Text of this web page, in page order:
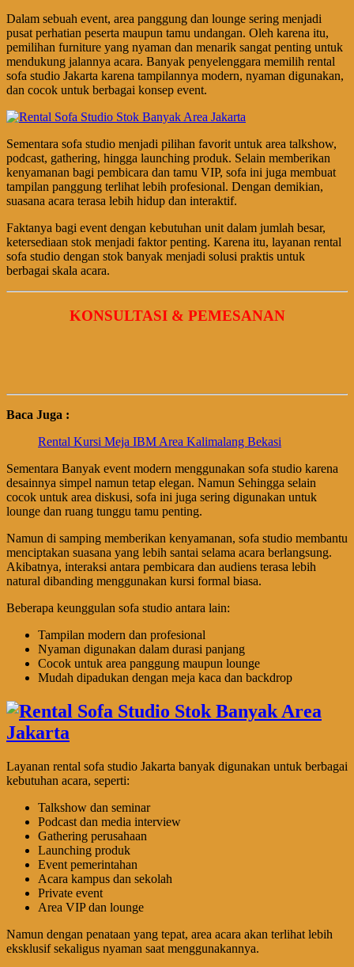
Dalam sebuah event, area panggung dan lounge sering menjadi
pusat perhatian peserta maupun tamu undangan. Oleh karena itu,
pemilihan furniture yang nyaman dan menarik sangat penting untuk
mendukung jalannya acara. Banyak penyelenggara memilih rental
sofa studio Jakarta karena tampilannya modern, nyaman digunakan,
dan cocok untuk berbagai konsep event.
Sementara sofa studio menjadi pilihan favorit untuk area talkshow,
podcast, gathering, hingga launching produk. Selain memberikan
kenyamanan bagi pembicara dan tamu VIP, sofa ini juga membuat
tampilan panggung terlihat lebih profesional. Dengan demikian,
suasana acara terasa lebih hidup dan interaktif.
Faktanya bagi event dengan kebutuhan unit dalam jumlah besar,
ketersediaan stok menjadi faktor penting. Karena itu, layanan rental
sofa studio dengan stok banyak menjadi solusi praktis untuk
berbagai skala acara.
KONSULTASI & PEMESANAN
Baca Juga :
Rental Kursi Meja IBM Area Kalimalang Bekasi
Sementara Banyak event modern menggunakan sofa studio karena
desainnya simpel namun tetap elegan. Namun Sehingga selain
cocok untuk area diskusi, sofa ini juga sering digunakan untuk
lounge dan ruang tunggu tamu penting.
Namun di samping memberikan kenyamanan, sofa studio membantu
menciptakan suasana yang lebih santai selama acara berlangsung.
Akibatnya, interaksi antara pembicara dan audiens terasa lebih
natural dibanding menggunakan kursi formal biasa.
Beberapa keunggulan sofa studio antara lain:
Tampilan modern dan profesional
Nyaman digunakan dalam durasi panjang
Cocok untuk area panggung maupun lounge
Mudah dipadukan dengan meja kaca dan backdrop
Layanan rental sofa studio Jakarta banyak digunakan untuk berbagai
kebutuhan acara, seperti:
Talkshow dan seminar
Podcast dan media interview
Gathering perusahaan
Launching produk
Event pemerintahan
Acara kampus dan sekolah
Private event
Area VIP dan lounge
Namun dengan penataan yang tepat, area acara akan terlihat lebih
eksklusif sekaligus nyaman saat menggunakannya.